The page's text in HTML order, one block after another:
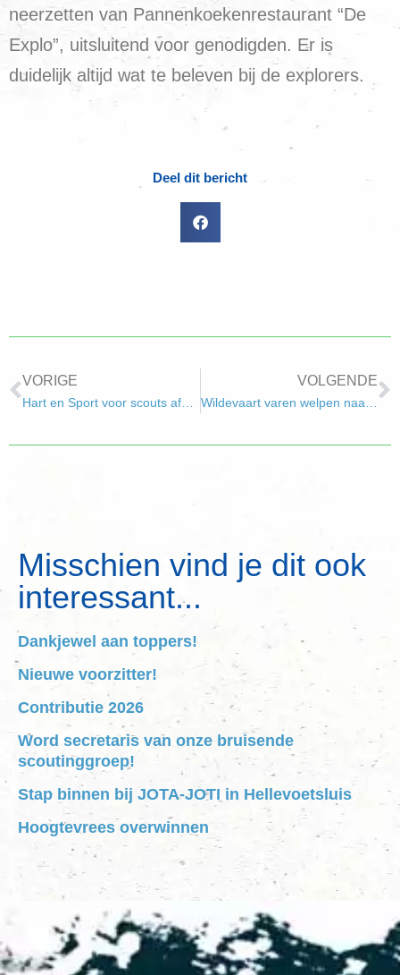
neerzetten van Pannenkoekenrestaurant “De
Explo”, uitsluitend voor genodigden. Er is
duidelijk altijd wat te beleven bij de explorers.
Deel dit bericht
VORIGE VOLGENDE
Misschien vind je dit ook
interessant...
Dankjewel aan toppers!
Nieuwe voorzitter!
Contributie 2026
Word secretaris van onze bruisende
scoutinggroep!
Stap binnen bij JOTA-JOTI in Hellevoetsluis
Hoogtevrees overwinnen